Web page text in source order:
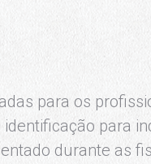
para os
para
durante as